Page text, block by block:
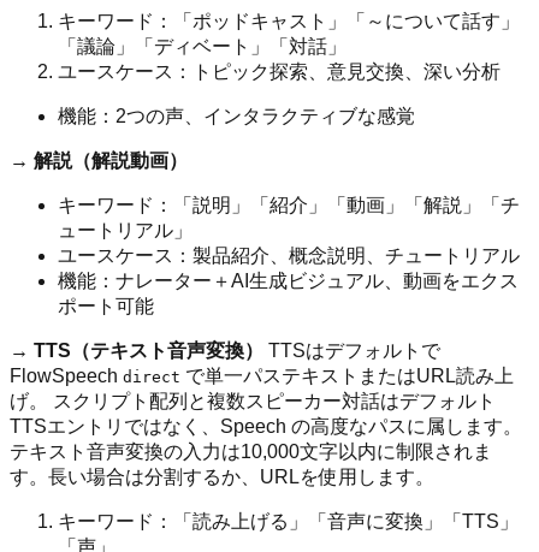
キーワード：「ポッドキャスト」「～について話す」
「議論」「ディベート」「対話」
ユースケース：トピック探索、意見交換、深い分析
機能：2つの声、インタラクティブな感覚
→ 解説（解説動画）
キーワード：「説明」「紹介」「動画」「解説」「チ
ュートリアル」
ユースケース：製品紹介、概念説明、チュートリアル
機能：ナレーター＋AI生成ビジュアル、動画をエクス
ポート可能
→ TTS（テキスト音声変換）
TTSはデフォルトで
FlowSpeech direct で単一パステキストまたはURL読み上
げ。 スクリプト配列と複数スピーカー対話はデフォルト
TTSエントリではなく、Speech の高度なパスに属します。
テキスト音声変換の入力は10,000文字以内に制限されま
す。長い場合は分割するか、URLを使用します。
キーワード：「読み上げる」「音声に変換」「TTS」
「声」